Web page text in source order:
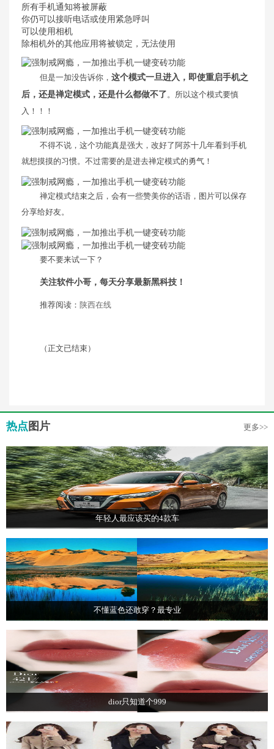
所有手机通知将被屏蔽
你仍可以接听电话或使用紧急呼叫
可以使用相机
除相机外的其他应用将被锁定，无法使用
但是一加没告诉你， 这个模式一旦进入，即使重启手机之
后，还是禅定模式，还是什么都做不了 。所以这个模式要慎
入！！！
不得不说，这个功能真是强大，改好了阿苏十几年看到手机
就想摸摸的习惯。不过需要的是进去禅定模式的勇气！
禅定模式结束之后，会有一些赞美你的话语，图片可以保存
分享给好友。
要不要来试一下？
关注软件小哥，每天分享最新黑科技！
推荐阅读： 陕西在线
（正文已结束）
热点 图片 更多>>
年轻人最应该买的4款车
不懂蓝色还敢穿？最专业
dior只知道个999